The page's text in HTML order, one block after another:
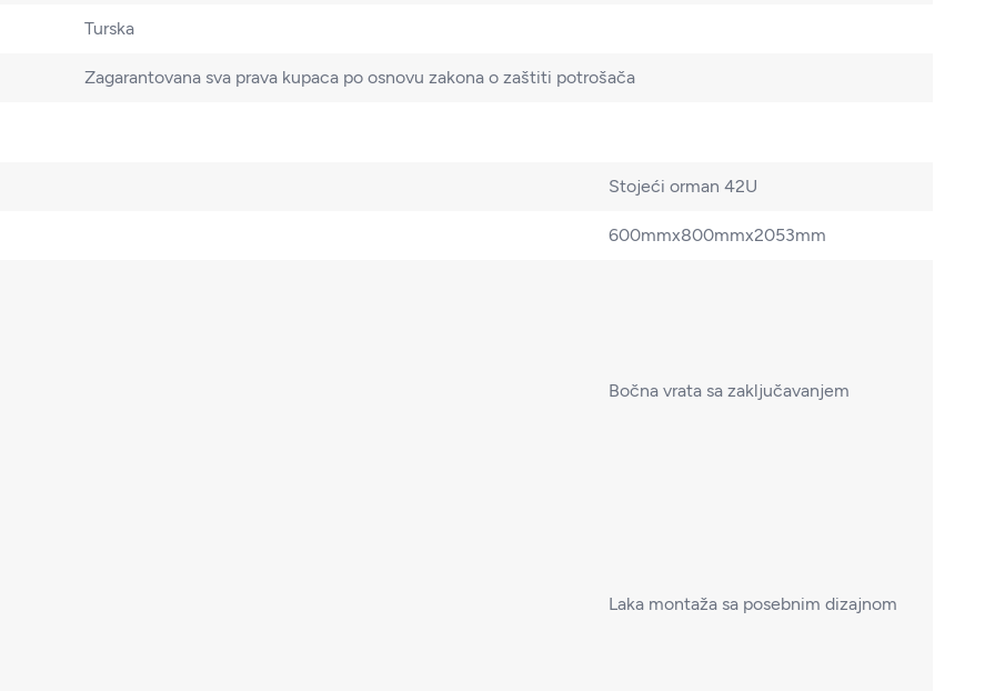
Turska
Zagarantovana sva prava kupaca po osnovu zakona o zaštiti potrošača
Stojeći orman 42U
600mmx800mmx2053mm
Bočna vrata sa zaključavanjem
Laka montaža sa posebnim dizajnom